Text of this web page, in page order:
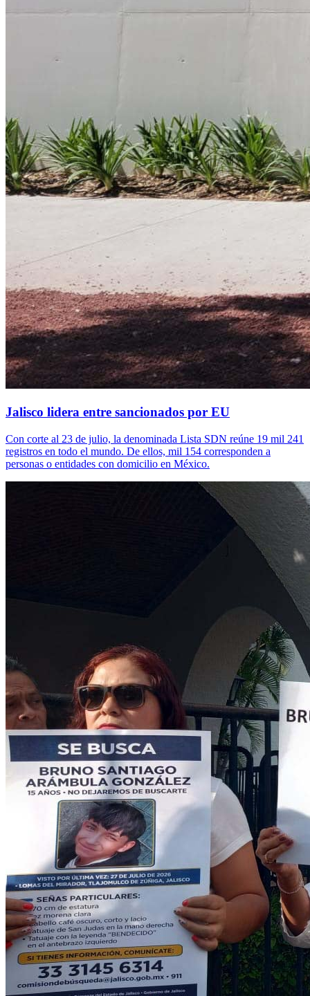
Jalisco lidera entre sancionados por EU
Con corte al 23 de julio, la denominada Lista SDN reúne 19 mil 241
registros en todo el mundo. De ellos, mil 154 corresponden a
personas o entidades con domicilio en México.